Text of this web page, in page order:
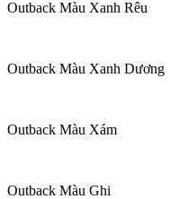
Outback Màu Xanh Rêu
Outback Màu Xanh Dương
Outback Màu Xám
Outback Màu Ghi